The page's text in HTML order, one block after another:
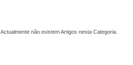
Actualmente não existem Artigos nesta Categoria.